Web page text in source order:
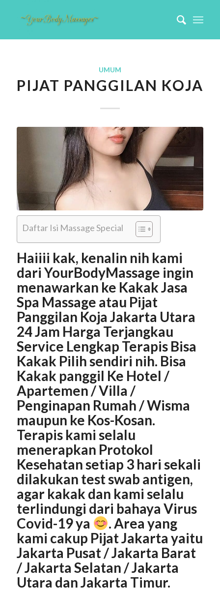
UMUM
PIJAT PANGGILAN KOJA
Daftar Isi Massage Special
Haiiii kak, kenalin nih kami
dari YourBodyMassage ingin
menawarkan ke Kakak Jasa
Spa Massage atau Pijat
Panggilan Koja Jakarta Utara
24 Jam Harga Terjangkau
Service Lengkap Terapis Bisa
Kakak Pilih sendiri nih. Bisa
Kakak panggil Ke Hotel /
Apartemen / Villa /
Penginapan Rumah / Wisma
maupun ke Kos-Kosan.
Terapis kami selalu
menerapkan Protokol
Kesehatan setiap 3 hari sekali
dilakukan test swab antigen,
agar kakak dan kami selalu
terlindungi dari bahaya Virus
Covid-19 ya
. Area yang
kami cakup PijatJakarta yaitu
Jakarta Pusat / Jakarta Barat
/ Jakarta Selatan / Jakarta
Utara dan Jakarta Timur.